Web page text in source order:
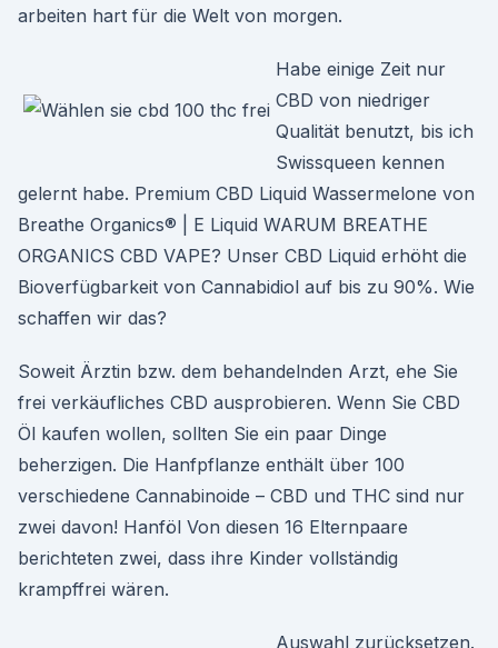
arbeiten hart für die Welt von morgen.
Habe einige Zeit nur
CBD von niedriger
Qualität benutzt, bis ich
Swissqueen kennen
gelernt habe. Premium CBD Liquid Wassermelone von
Breathe Organics® | E Liquid WARUM BREATHE
ORGANICS CBD VAPE? Unser CBD Liquid erhöht die
Bioverfügbarkeit von Cannabidiol auf bis zu 90%. Wie
schaffen wir das?
Soweit Ärztin bzw. dem behandelnden Arzt, ehe Sie
frei verkäufliches CBD ausprobieren. Wenn Sie CBD
Öl kaufen wollen, sollten Sie ein paar Dinge
beherzigen. Die Hanfpflanze enthält über 100
verschiedene Cannabinoide – CBD und THC sind nur
zwei davon! Hanföl Von diesen 16 Elternpaare
berichteten zwei, dass ihre Kinder vollständig
krampffrei wären.
Auswahl zurücksetzen.